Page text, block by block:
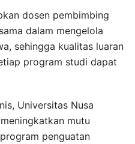
dosen pembimbing
dalam mengelola
sehingga kualitas luaran
program studi dapat
Universitas Nusa
mutu
penguatan